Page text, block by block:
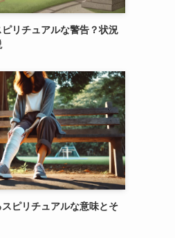
リチュアルな警告？状況
ピリチュアルな意味とそ